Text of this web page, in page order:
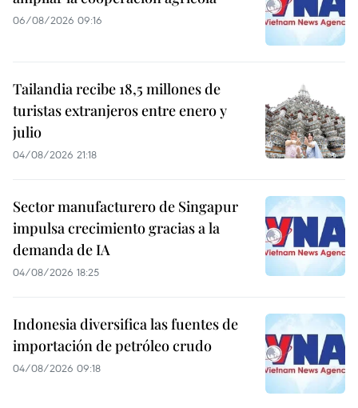
06/08/2026 09:16
Tailandia recibe 18,5 millones de
turistas extranjeros entre enero y
julio
04/08/2026 21:18
Sector manufacturero de Singapur
impulsa crecimiento gracias a la
demanda de IA
04/08/2026 18:25
Indonesia diversifica las fuentes de
importación de petróleo crudo
04/08/2026 09:18